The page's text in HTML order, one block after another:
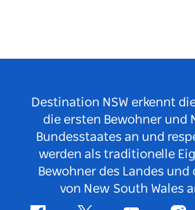
Destination NSW erkennt
die ersten Bewohner und
Bundesstaates an und
werden als traditionelle
Bewohner des Landes und
von New South Wales